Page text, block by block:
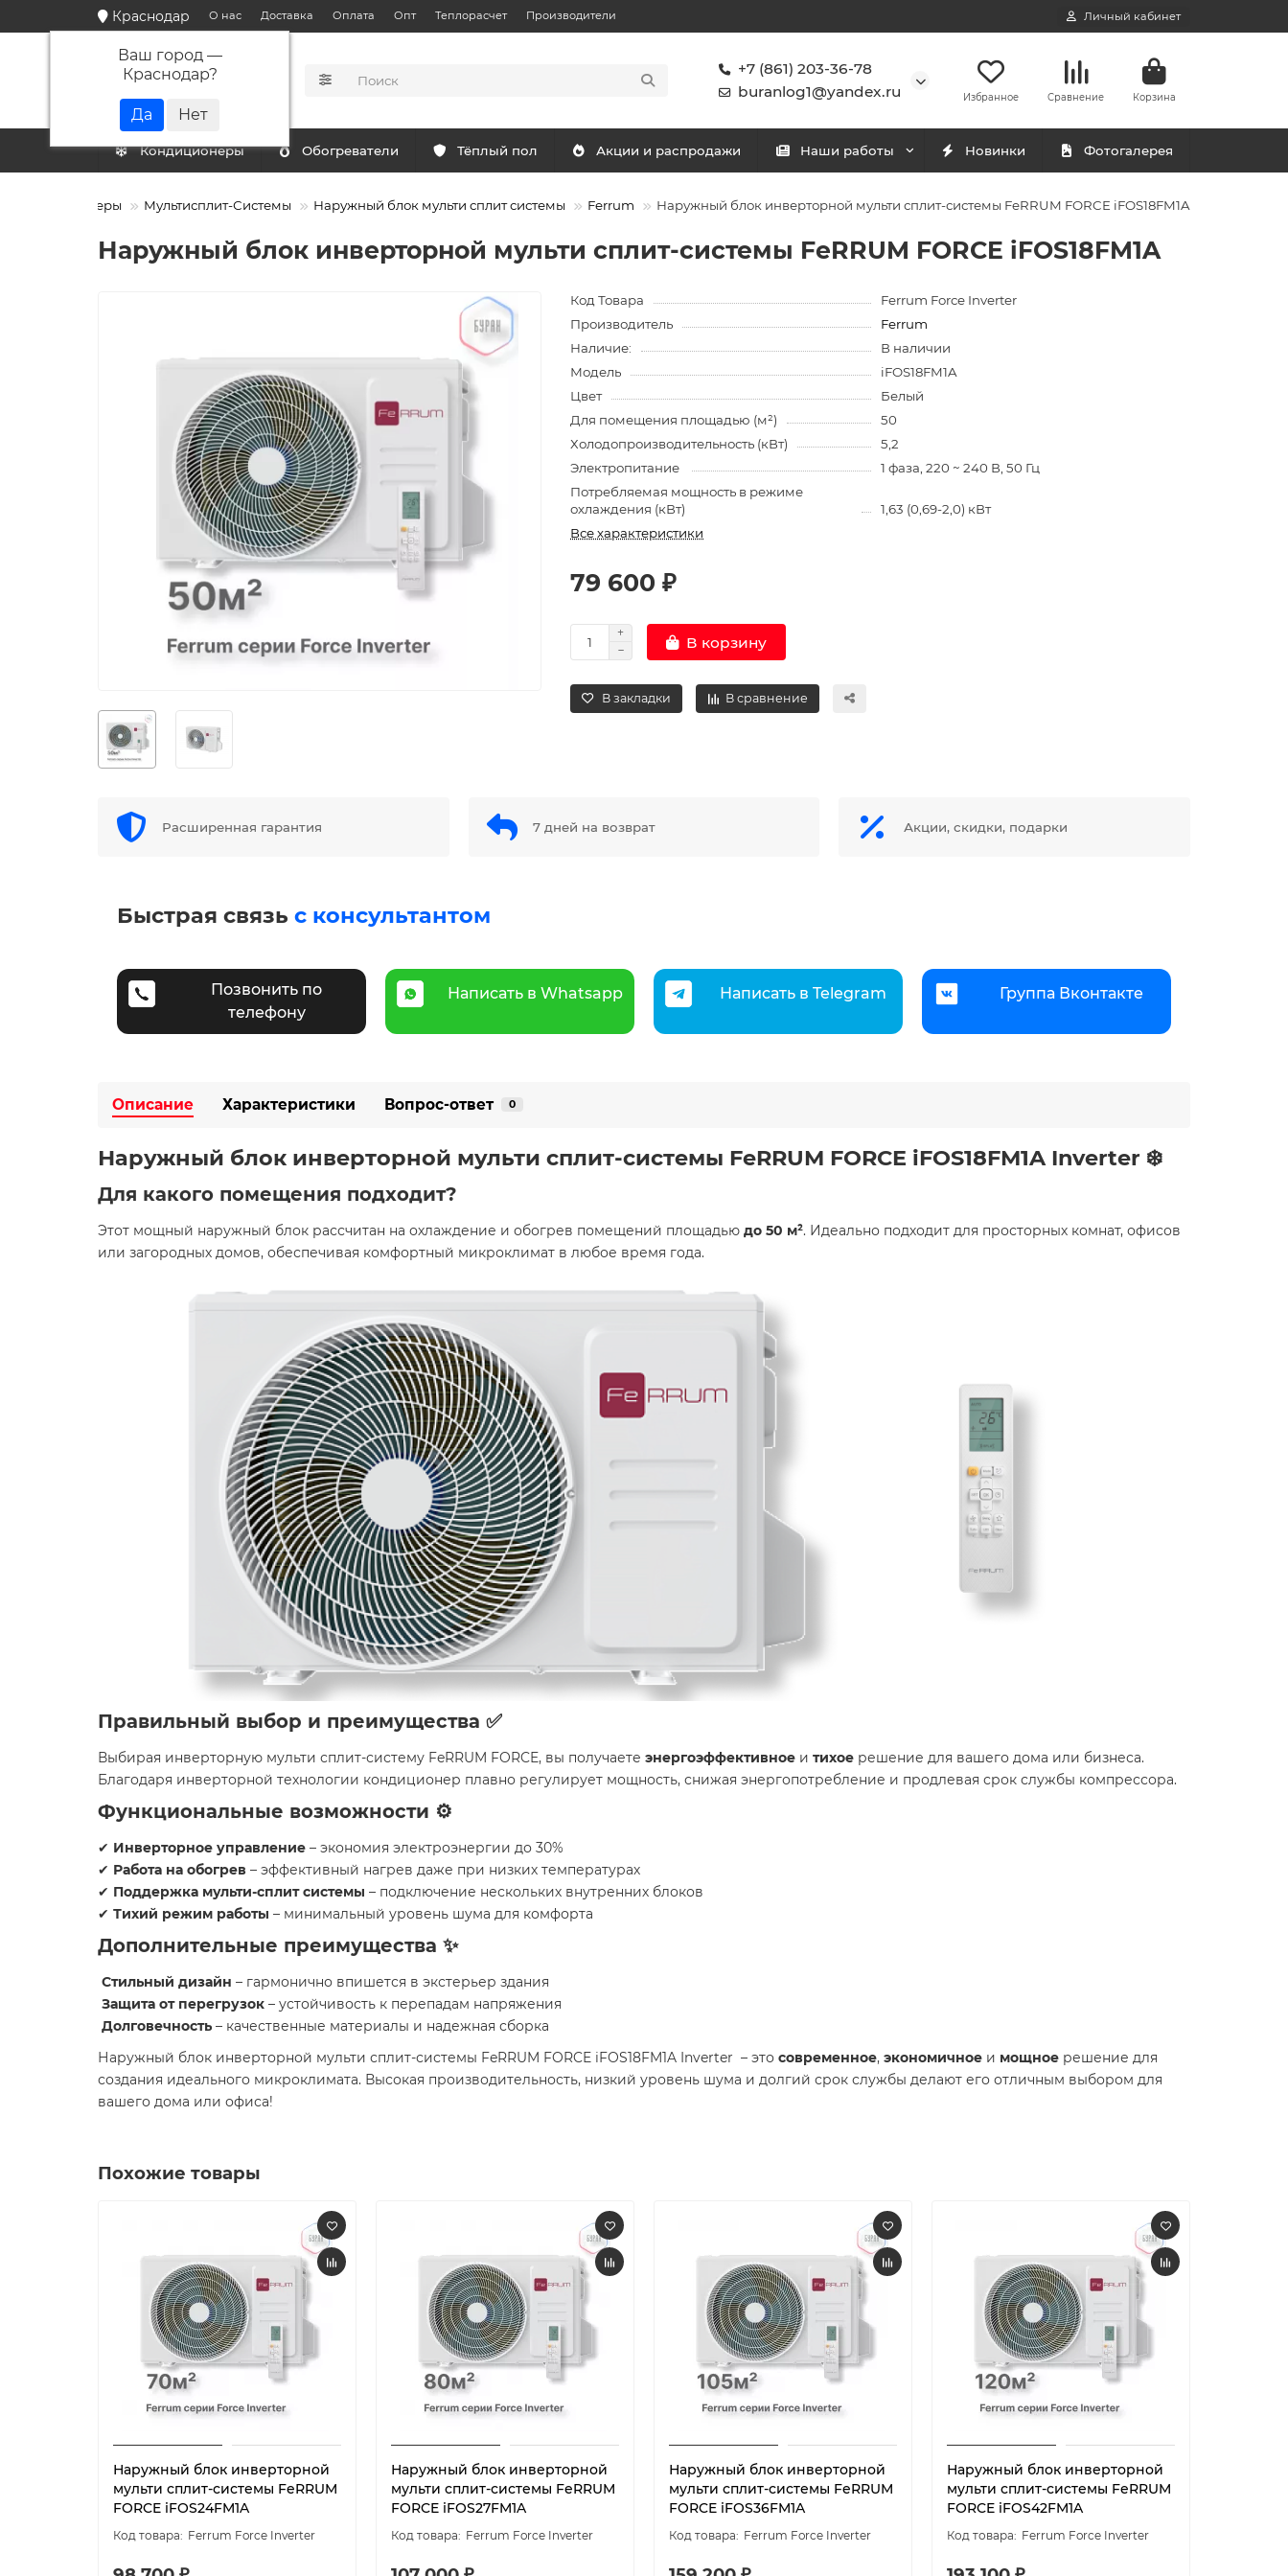
Краснодар
Ваш город —
Краснодар?
О нас Доставка Оплата Опт Теплорасчет Производители Личный кабинет
КАТАЛОГ
+7 (861) 203-36-78
buranlog1@yandex.ru
Избранное Сравнение Корзина
Кондиционеры Обогреватели Тёплый пол Акции и распродажи Наши работы Новинки Фотогалерея
Кондиционеры Мультисплит-Системы Наружный блок мульти сплит системы Ferrum Наружный блок инверторной мульти сплит-системы FeRRUM FORCE iFOS18FM1A
Наружный блок инверторной мульти сплит-системы FeRRUM FORCE iFOS18FM1A
Код Товара
Ferrum Force Inverter
Производитель
Ferrum
Наличие:
В наличии
Модель
iFOS18FM1A
Цвет
Белый
Для помещения площадью (м²)
50
Холодопроизводительность (кВт)
5,2
Электропитание
1 фаза, 220 ~ 240 В, 50 Гц
Потребляемая мощность в режиме
охлаждения (кВт)
1,63 (0,69-2,0) кВт
Все характеристики
79 600 ₽
В корзину
В закладки В сравнение
Расширенная гарантия 7 дней на возврат Акции, скидки, подарки
Быстрая связь с консультантом
Позвонить по
телефону
Написать в Whatsapp Написать в Telegram Группа Вконтакте
Описание Характеристики Вопрос-ответ 0
Наружный блок инверторной мульти сплит-системы FeRRUM FORCE iFOS18FM1A Inverter ❄️
Для какого помещения подходит?
Этот мощный наружный блок рассчитан на охлаждение и обогрев помещений площадью до 50 м². Идеально подходит для просторных комнат, офисов
или загородных домов, обеспечивая комфортный микроклимат в любое время года.
Правильный выбор и преимущества ✅
Выбирая инверторную мульти сплит-систему FeRRUM FORCE, вы получаете энергоэффективное и тихое решение для вашего дома или бизнеса.
Благодаря инверторной технологии кондиционер плавно регулирует мощность, снижая энергопотребление и продлевая срок службы компрессора.
Функциональные возможности ⚙️
✔ Инверторное управление – экономия электроэнергии до 30%
✔ Работа на обогрев – эффективный нагрев даже при низких температурах
✔ Поддержка мульти-сплит системы – подключение нескольких внутренних блоков
✔ Тихий режим работы – минимальный уровень шума для комфорта
Дополнительные преимущества ✨
Стильный дизайн – гармонично впишется в экстерьер здания
Защита от перегрузок – устойчивость к перепадам напряжения
Долговечность – качественные материалы и надежная сборка
Наружный блок инверторной мульти сплит-системы FeRRUM FORCE iFOS18FM1A Inverter – это современное, экономичное и мощное решение для
создания идеального микроклимата. Высокая производительность, низкий уровень шума и долгий срок службы делают его отличным выбором для
вашего дома или офиса!
Похожие товары
Наружный блок инверторной
мульти сплит-системы FeRRUM
FORCE iFOS24FM1A
Ferrum Force Inverter
Наружный блок инверторной
мульти сплит-системы FeRRUM
FORCE iFOS27FM1A
Ferrum Force Inverter
Наружный блок инверторной
мульти сплит-системы FeRRUM
FORCE iFOS36FM1A
Ferrum Force Inverter
Наружный блок инверторной
мульти сплит-системы FeRRUM
FORCE iFOS42FM1A
Ferrum Force Inverter